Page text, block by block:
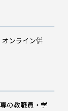
ンライン併
の教職員・学